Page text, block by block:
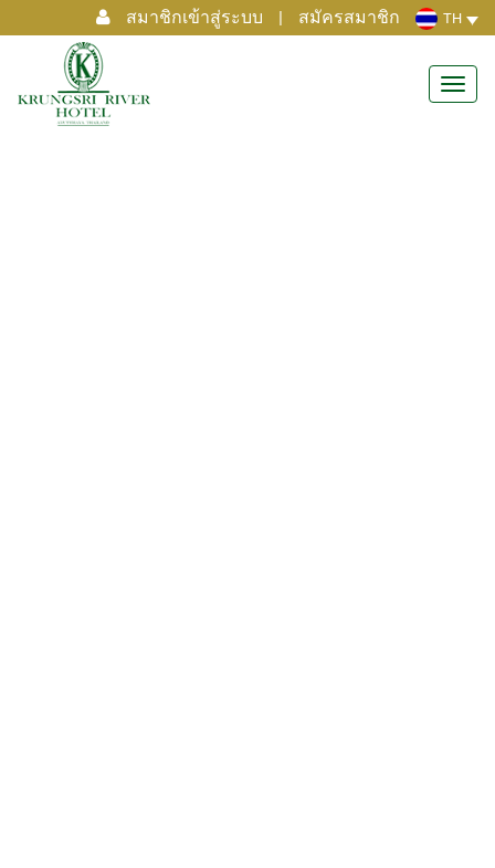
สมาชิกเข้าสู่ระบบ | สมัครสมาชิก TH